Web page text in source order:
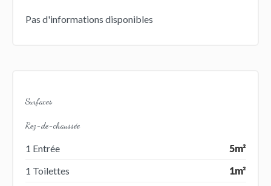
Pas d'informations disponibles
Surfaces
Rez-de-chaussée
1 Entrée
5m²
1 Toilettes
1m²